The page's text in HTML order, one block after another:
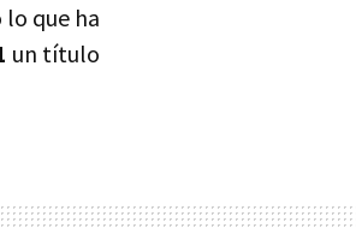
lo que ha
un título